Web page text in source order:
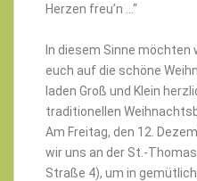
Herzen freu’n …“
In diesem Sinne
euch auf die schöne
laden Groß und Klein
traditionellen
Am Freitag, den 12.
wir uns an der St.-
Straße 4), um in